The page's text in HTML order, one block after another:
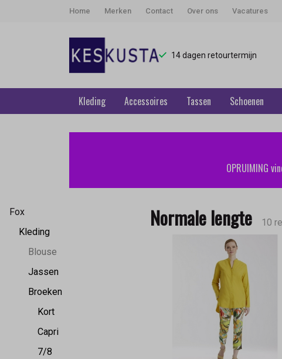
Home Merken Contact Over ons Vacatures
14 dagen retourtermijn
Kleding Accessoires Tassen Schoenen
Normale
Keskusta
OPRUIMING
Fox
Kleding
Blouse
Jassen
Broeken
Kort
Capri
7/8
Normale lengte 10